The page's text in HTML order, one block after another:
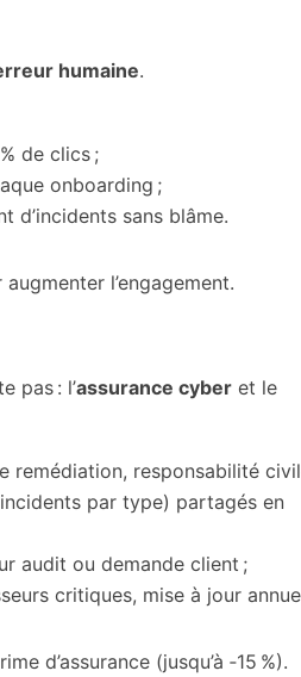
humaine.
de clics ;
onboarding ;
d’incidents sans blâme.
l’engagement.
pas : l’assurance cyber et le
remédiation, responsabilité
par type) partagés en
audit ou demande client ;
critiques, mise à jour
d’assurance (jusqu’à ‑15 %).